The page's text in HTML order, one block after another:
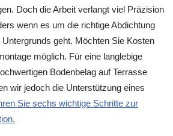
Doch die Arbeit verlangt viel Präzision
wenn es um die richtige Abdichtung
geht. Möchten Sie Kosten
möglich. Für eine langlebige
Bodenbelag auf Terrasse
wir jedoch die Unterstützung eines
Sie sechs wichtige Schritte zur